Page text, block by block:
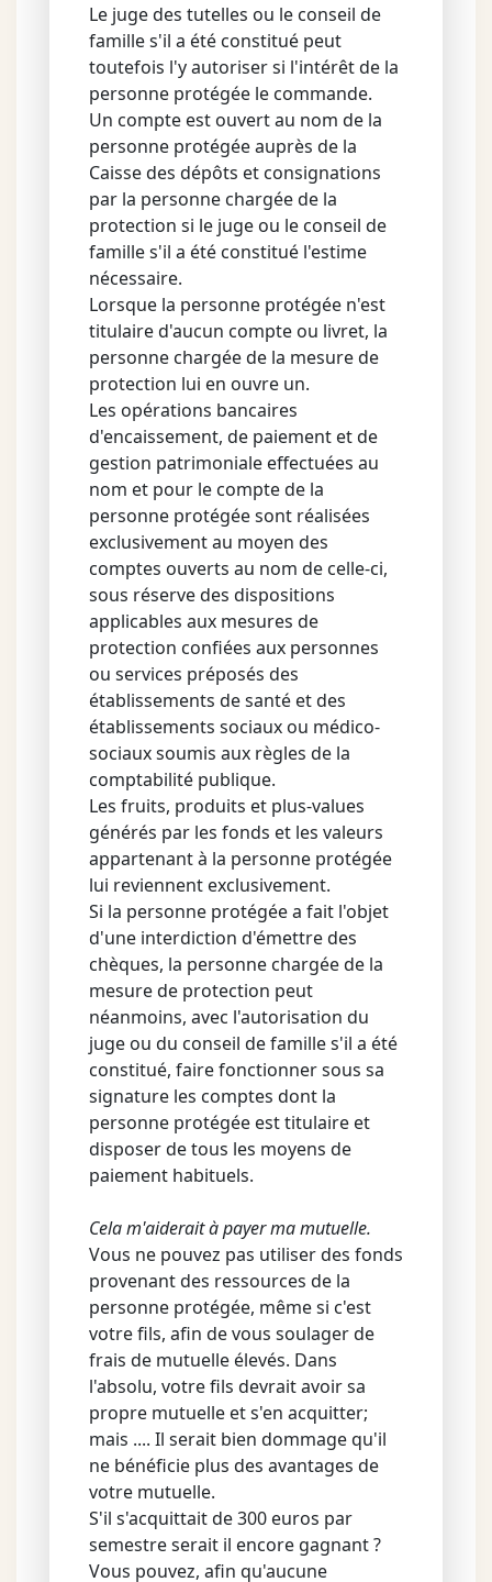
Le juge des tutelles ou le conseil de
famille s'il a été constitué peut
toutefois l'y autoriser si l'intérêt de la
personne protégée le commande.
Un compte est ouvert au nom de la
personne protégée auprès de la
Caisse des dépôts et consignations
par la personne chargée de la
protection si le juge ou le conseil de
famille s'il a été constitué l'estime
nécessaire.
Lorsque la personne protégée n'est
titulaire d'aucun compte ou livret, la
personne chargée de la mesure de
protection lui en ouvre un.
Les opérations bancaires
d'encaissement, de paiement et de
gestion patrimoniale effectuées au
nom et pour le compte de la
personne protégée sont réalisées
exclusivement au moyen des
comptes ouverts au nom de celle-ci,
sous réserve des dispositions
applicables aux mesures de
protection confiées aux personnes
ou services préposés des
établissements de santé et des
établissements sociaux ou médico-
sociaux soumis aux règles de la
comptabilité publique.
Les fruits, produits et plus-values
générés par les fonds et les valeurs
appartenant à la personne protégée
lui reviennent exclusivement.
Si la personne protégée a fait l'objet
d'une interdiction d'émettre des
chèques, la personne chargée de la
mesure de protection peut
néanmoins, avec l'autorisation du
juge ou du conseil de famille s'il a été
constitué, faire fonctionner sous sa
signature les comptes dont la
personne protégée est titulaire et
disposer de tous les moyens de
paiement habituels.
Cela m'aiderait à payer ma mutuelle.
Vous ne pouvez pas utiliser des fonds
provenant des ressources de la
personne protégée, même si c'est
votre fils, afin de vous soulager de
frais de mutuelle élevés. Dans
l'absolu, votre fils devrait avoir sa
propre mutuelle et s'en acquitter;
mais .... Il serait bien dommage qu'il
ne bénéficie plus des avantages de
votre mutuelle.
S'il s'acquittait de 300 euros par
semestre serait il encore gagnant ?
Vous pouvez, afin qu'aucune